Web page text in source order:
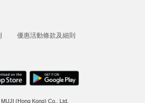
優惠活動條款及細則
(Hong Kong) Co., Ltd.